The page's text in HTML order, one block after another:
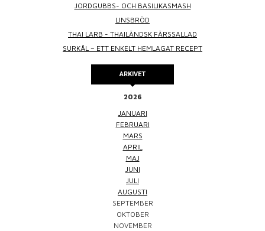
JORDGUBBS- OCH BASILIKASMASH
LINSBRÖD
THAI LARB - THAILÄNDSK FÄRSSALLAD
SURKÅL – ETT ENKELT HEMLAGAT RECEPT
ARKIVET
2026
JANUARI
FEBRUARI
MARS
APRIL
MAJ
JUNI
JULI
AUGUSTI
SEPTEMBER
OKTOBER
NOVEMBER